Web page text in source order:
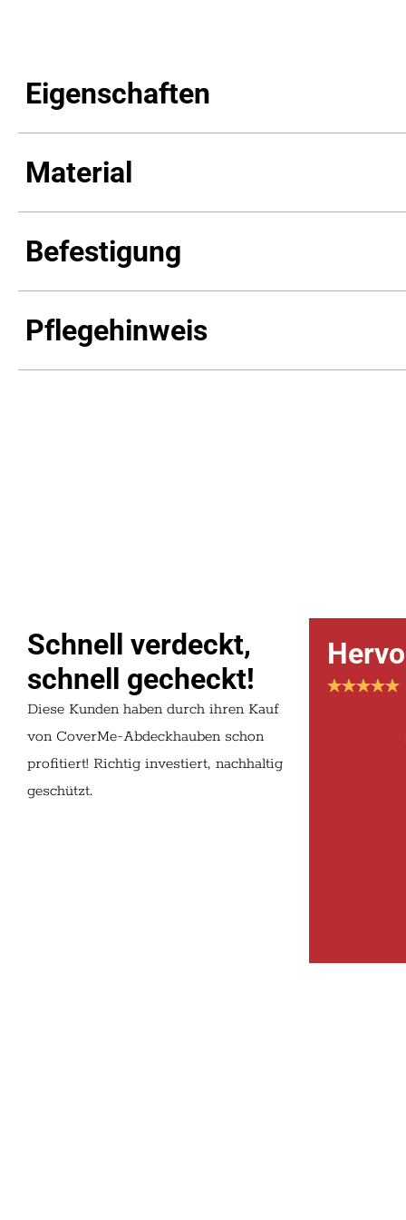
Eigenschaften
Material
Befestigung
Pflegehinweis
Schnell verdeckt,
schnell gecheckt!
Diese Kunden haben durch ihren Kauf
von CoverMe-Abdeckhauben schon
profitiert! Richtig investiert, nachhaltig
geschützt.
Thomas R., Salzburg
„Top-Qualität, perfekte Maße und
angenehmes Material. Alles sitzt, nichts
flattert – und sieht obendrein gut aus.
Ein heimisches Produkt. Das ist auch
Lisa S.,